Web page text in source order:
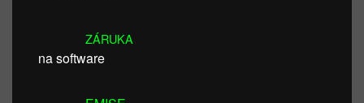
ZÁRUKA
na software